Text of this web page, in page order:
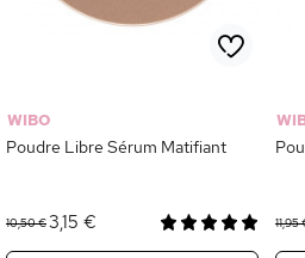
WIBO
Poudre Libre Sérum Matifiant
10,50 €3,15 € 11,95